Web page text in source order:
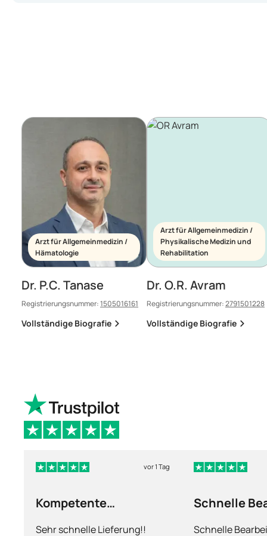
Arzt für Allgemeinmedizin /
Hämatologie
Dr. P.C. Tanase
Registrierungsnummer:1505016161
Vollständige Biografie
Arzt für Allgemeinmedizin /
Physikalische Medizin und
Rehabilitation
Dr. O.R. Avram
Registrierungsnummer:2791501228
Vollständige Biografie
vor 1 Tag
Kompetente
Sehr schnelle Lieferung!!
Schnelle
Schnelle